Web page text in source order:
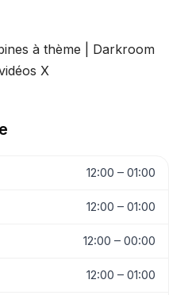
à thème | Darkroom
X
12:00 – 01:00
12:00 – 01:00
12:00 – 00:00
12:00 – 01:00